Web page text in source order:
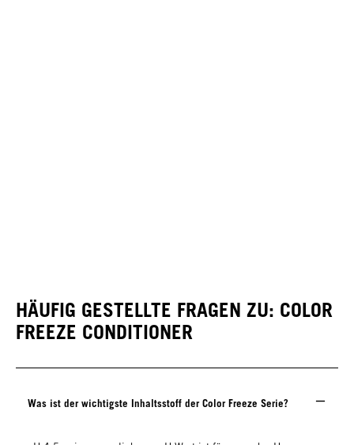
HÄUFIG GESTELLTE FRAGEN ZU: COLOR
FREEZE CONDITIONER
Was ist der wichtigste Inhaltsstoff der Color Freeze Serie?